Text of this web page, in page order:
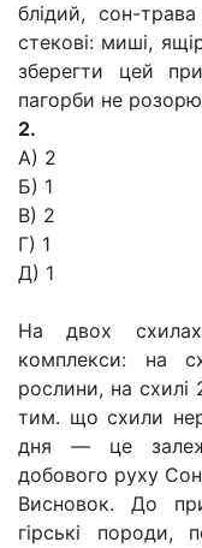
блідий, сон-
стекові: миші,
зберегти цей
пагорби не
2.
А) 2
Б) 1
В) 2
Г) 1
Д) 1
На двох схилах
комплекси: на
рослини, на
тим. що схили
дня — це
добового руху
Висновок. До
гірські породи,